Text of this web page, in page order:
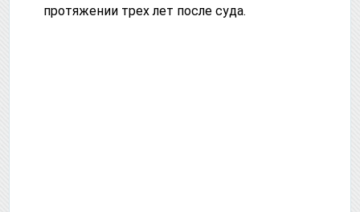
протяжении трех лет после суда.